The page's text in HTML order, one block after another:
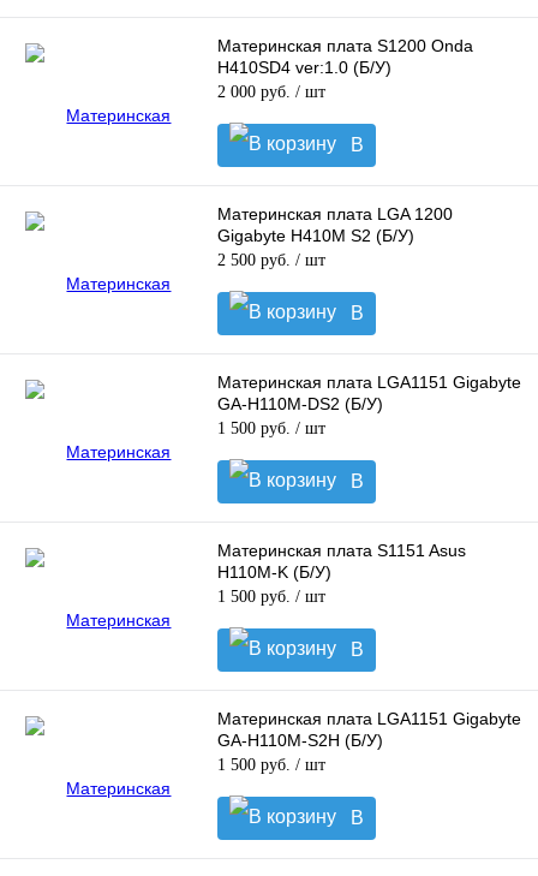
корзину
Материнская плата S1200 Onda
H410SD4 ver:1.0 (Б/У)
2 000 руб. / шт
В
корзину
Материнская плата LGA 1200
Gigabyte H410M S2 (Б/У)
2 500 руб. / шт
В
корзину
Материнская плата LGA1151 Gigabyte
GA-H110M-DS2 (Б/У)
1 500 руб. / шт
В
корзину
Материнская плата S1151 Asus
H110M-K (Б/У)
1 500 руб. / шт
В
корзину
Материнская плата LGA1151 Gigabyte
GA-H110M-S2H (Б/У)
1 500 руб. / шт
В
корзину